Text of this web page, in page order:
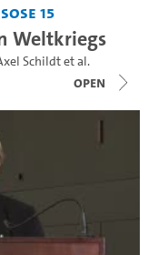
SoSe 15
Weltkriegs
Schildtet al.
open